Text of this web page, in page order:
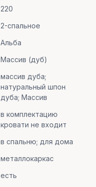
220
2-спальное
Альба
Массив (дуб)
массив дуба;
натуральный шпон
дуба; Массив
в комплектацию
кровати не входит
в спальню; для дома
металлокаркас
есть